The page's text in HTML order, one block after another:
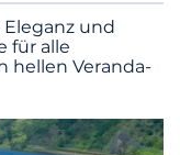
und
für alle
hellen Veranda-